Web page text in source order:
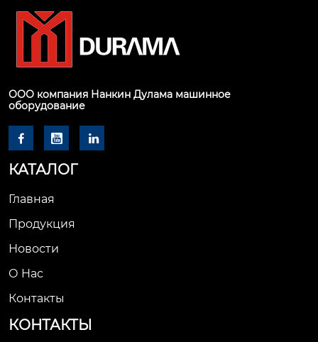
ООО компания Нанкин Дулама машинное
оборудование
  
КАТАЛОГ
Главная
Продукция
Новости
О Hас
Контакты
КОНТАКТЫ